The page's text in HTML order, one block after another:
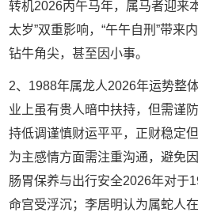
转机2026丙午马年，属马者迎来
太岁”双重影响，“午午自刑”带来
钻牛角尖，甚至因小事。
2、1988年属龙人2026年运势整
业上虽有贵人暗中扶持，但需谨
持低调谨慎财运平平，正财稳定
为主感情方面需注重沟通，避免
肠胃保养与出行安全2026年对于
命宫受浮沉；李居明认为属蛇人